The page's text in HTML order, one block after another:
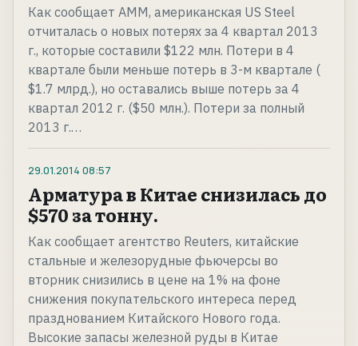
Как сообщает AMM, американская US Steel
отчиталась о новых потерях за 4 квартал 2013
г., которые составили $122 млн. Потери в 4
квартале были меньше потерь в 3-м квартале (
$1.7 млрд.), но оставались выше потерь за 4
квартал 2012 г. ($50 млн.). Потери за полный
2013 г.…
29.01.2014 08:57
Арматура в Китае снизилась до
$570 за тонну.
Как сообщает агентство Reuters, китайские
стальные и железорудные фьючерсы во
вторник снизились в цене на 1% на фоне
снижения покупательского интереса перед
празднованием Китайского Нового года.
Высокие запасы железной руды в Китае